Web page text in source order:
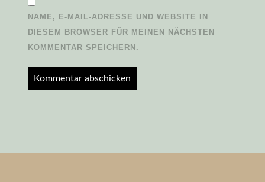
NAME, E-MAIL-ADRESSE UND WEBSITE IN
DIESEM BROWSER FÜR MEINEN NÄCHSTEN
KOMMENTAR SPEICHERN.